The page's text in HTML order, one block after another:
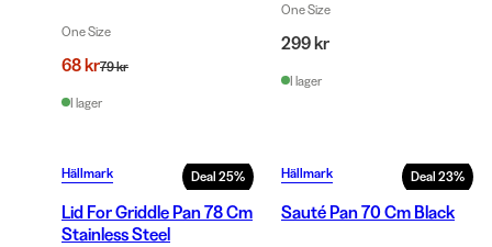
One Size
68 kr79 kr
I lager
One Size
299 kr
I lager
Deal 25%
Hällmark
Lid For Griddle Pan 78 Cm
Stainless Steel
Deal 23%
Hällmark
Sauté Pan 70 Cm Black